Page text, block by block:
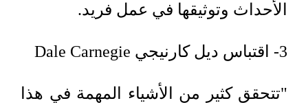
الأحداث وتوثيقها في عمل فريد.
3- اقتباس ديل كارنيجي Dale Carnegie
"تتحقق كثير من الأشياء المهمة في هذا